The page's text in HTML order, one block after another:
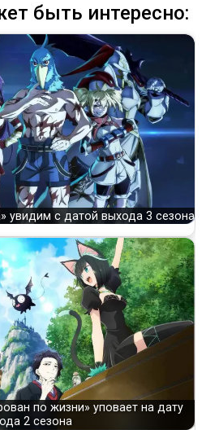
быть интересно:
увидим с датой выхода 3 сезона
по жизни» уповает на дату
2 сезона